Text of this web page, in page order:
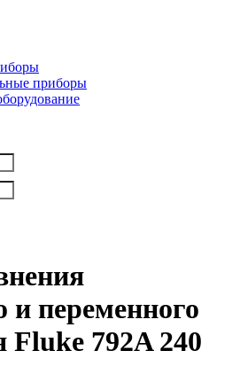
приборы
и переменного
Fluke 792A 240